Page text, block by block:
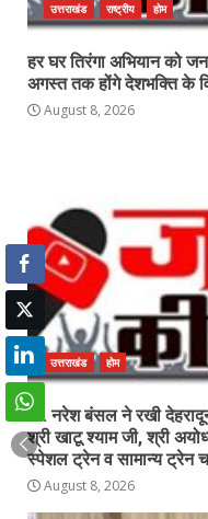
उत्तराखंड राष्ट्रीय होम
हर घर तिरंगा अभियान को
अगस्त तक होंगे देशभक्ति के
August 8, 2026
उत्तराखंड होम
डा. नरेश बंसल ने रखी
श्री खाटू श्याम जी, श्री
स्पेशल ट्रेन व सामान्य ट्रेन
August 8, 2026